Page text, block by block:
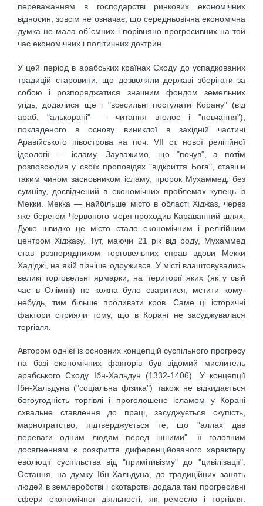
переважанням в господарстві ринкових економічних
відносин, зовсім не означає, що середньовічна економічна
думка не мала об´ємних і порівняно прогресивних на той
час економічних і політичних доктрин.
У цей період в арабських країнах Сходу до успадкованих
традицій старовини, що дозволяли державі зберігати за
собою і розпоряджатися значним фондом земельних
угідь, додалися ще і "всесильні постулати Корану" (від
араб, "алькорані" — читання вголос і "повчання"),
покладеного в основу виниклої в західній частині
Аравійського півострова на поч. VII ст. нової релігійної
ідеології — ісламу. Зауважимо, що "почув", а потім
розповсюдив у своїх проповідях "відкриття Бога", ставши
таким чином засновником ісламу, пророк Мухаммед, без
сумніву, досвідчений в економічних проблемах купець із
Мекки. Мекка — найбільше місто в області Хіджаз, через
яке берегом Червоного моря проходив Караванний шлях.
Дуже швидко це місто стало економічним і релігійним
центром Хіджазу. Тут, маючи 21 рік від роду, Мухаммед
став розпорядником торговельних справ вдови Мекки
Хадіджі, на якій пізніше одружився. У місті влаштовувались
великі торговельні ярмарки, на території яких (як у свій
час в Олімпії) не кожна було сваритися, мстити кому-
небудь, тим більше проливати кров. Саме ці історичні
фактори сприяли тому, що в Корані не засуджувалася
торгівля.
Автором однієї із основних концепцій суспільного прогресу
на базі економічних факторів був відомий мислитель
арабського Сходу Ібн-Хальдун (1332-1406). У концепції
Ібн-Хальдуна ("соціальна фізика") також не відкидається
богоугодність торгівлі і проголошене ісламом у Корані
схвальне ставлення до праці, засуджується скупість,
марнотратство, підтверджується те, що "аллах дав
переваги одним людям перед іншими". її головним
досягненням є розкриття диференційованого характеру
еволюції суспільства від "примітивізму" до "цивілізації".
Остання, на думку Ібн-Хальдуна, до традиційних занять
людей в землеробстві і скотарстві додала такі прогресивні
сфери економічної діяльності, як ремесло і торгівля.